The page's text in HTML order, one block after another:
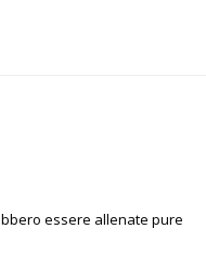
essere allenate pure